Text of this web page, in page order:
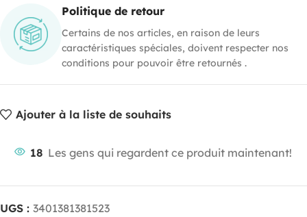
Politique de retour
Certains de nos articles, en raison de leurs
caractéristiques spéciales, doivent respecter nos
conditions pour pouvoir être retournés .
Ajouter à la liste de souhaits
18 Les gens qui regardent ce produit maintenant!
UGS : 3401381381523